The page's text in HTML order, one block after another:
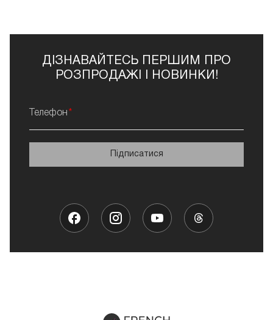
ДІЗНАВАЙТЕСЬ ПЕРШИМ ПРО
РОЗПРОДАЖІ І НОВИНКИ!
Телефон
Підписатися